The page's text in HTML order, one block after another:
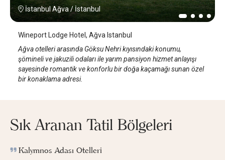
İstanbul Ağva / İstanbul
Wineport Lodge Hotel, Ağva Istanbul
Ağva otelleri arasında Göksu Nehri kıyısındaki konumu,
şömineli ve jakuzili odaları ile yarım pansiyon hizmet anlayışı
sayesinde romantik ve konforlu bir doğa kaçamağı sunan özel
bir konaklama adresi.
Sık Aranan Tatil Bölgeleri
Kalymnos Adası Otelleri